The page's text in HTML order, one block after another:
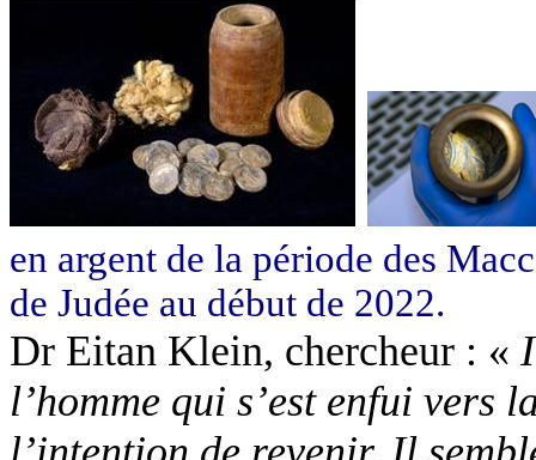
en argent de la période des
de Judée au début de 2022.
Dr Eitan Klein, chercheur : «
l’homme qui s’est enfui vers